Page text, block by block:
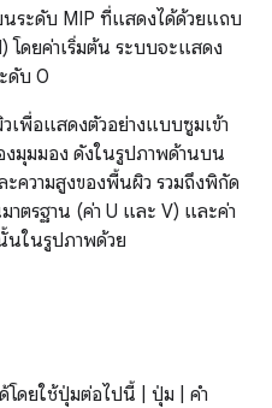
ระดับ MIP ที่แสดงได้ด้วยแถบ
โดยค่าเริ่มต้น ระบบจะแสดง
ดับ 0
เพื่อแสดงตัวอย่างแบบซูมเข้า
งมุมมอง ดังในรูปภาพด้านบน
ความสูงของพื้นผิว รวมถึงพิกัด
ตรฐาน (ค่า U และ V) และค่า
นในรูปภาพด้วย
โดยใช้ปุ่มต่อไปนี้ | ปุ่ม | คำ